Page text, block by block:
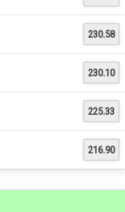
230.58
230.10
225.33
216.90